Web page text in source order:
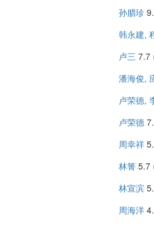
孙腊珍
韩永建,
卢三 7.7
潘海俊,
卢荣德,
卢荣德
周幸祥
林箐 5.7
林宣滨
周海洋